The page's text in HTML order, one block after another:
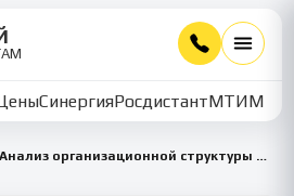
СинергияРосдистантМТИММУ
Анализ организационной структуры и управленческих компетенций